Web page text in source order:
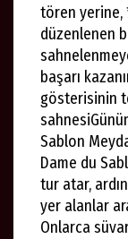
tören yerine,
düzenlenen
başarı
gösterisinin
Sablon
Dame du
tur atar,
yer alanlar
Onlarca